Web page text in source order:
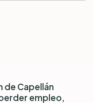
de Capellán
empleo,